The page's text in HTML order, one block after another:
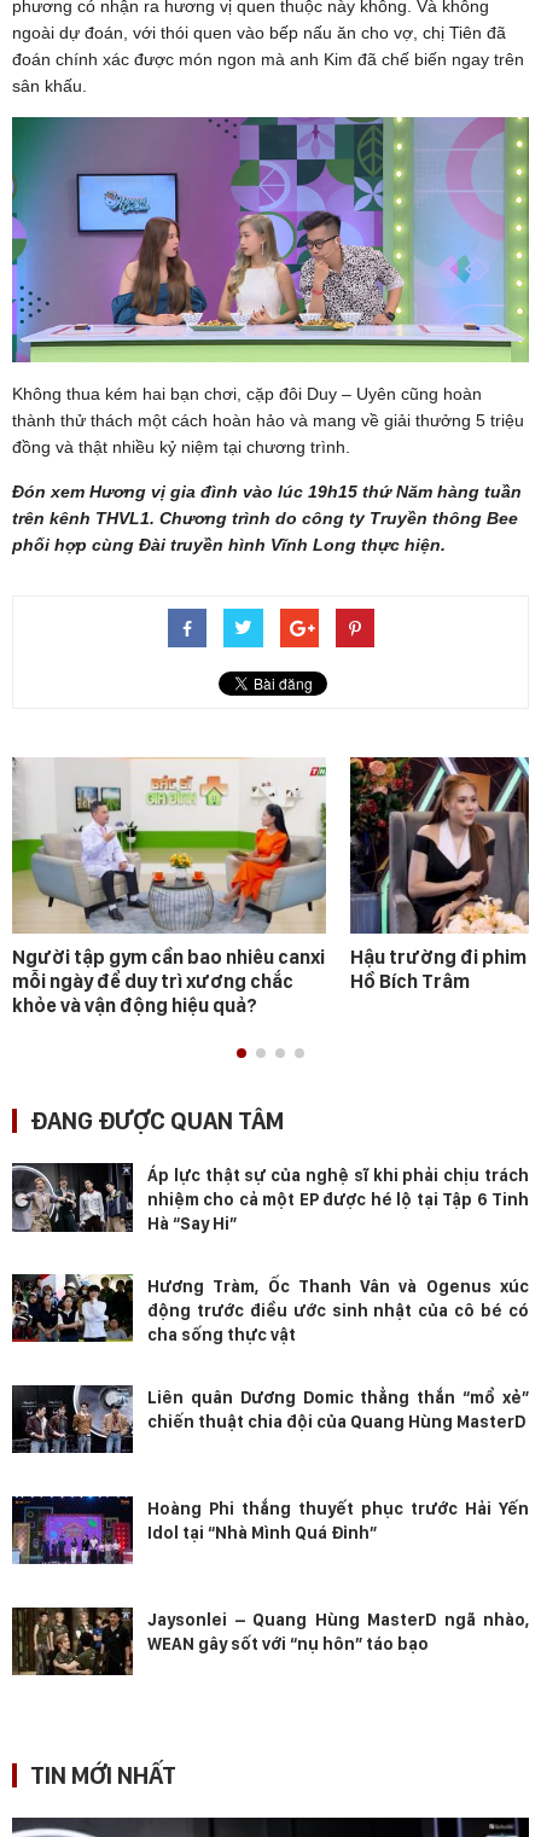
phương có nhận ra hương vị quen thuộc này không. Và không
ngoài dự đoán, với thói quen vào bếp nấu ăn cho vợ, chị Tiên đã
đoán chính xác được món ngon mà anh Kim đã chế biến ngay trên
sân khấu.
Không thua kém hai bạn chơi, cặp đôi Duy – Uyên cũng hoàn
thành thử thách một cách hoàn hảo và mang về giải thưởng 5 triệu
đồng và thật nhiều kỷ niệm tại chương trình.
Đón xem Hương vị gia đình vào lúc 19h15 thứ Năm hàng tuần
trên kênh THVL1. Chương trình do công ty Truyền thông Bee
phối hợp cùng Đài truyền hình Vĩnh Long thực hiện.
Người tập gym cần bao nhiêu canxi
mỗi ngày để duy trì xương chắc
khỏe và vận động hiệu quả?
Hậu trường đi phim
Hồ Bích Trâm
ĐANG ĐƯỢC QUAN TÂM
Áp lực thật sự của nghệ sĩ khi phải chịu trách
nhiệm cho cả một EP được hé lộ tại Tập 6 Tinh
Hà “Say Hi”
Hương Tràm, Ốc Thanh Vân và Ogenus xúc
động trước điều ước sinh nhật của cô bé có
cha sống thực vật
Liên quân Dương Domic thẳng thắn “mổ xẻ”
chiến thuật chia đội của Quang Hùng MasterD
Hoàng Phi thắng thuyết phục trước Hải Yến
Idol tại “Nhà Mình Quá Đỉnh”
Jaysonlei – Quang Hùng MasterD ngã nhào,
WEAN gây sốt với “nụ hôn” táo bạo
TIN MỚI NHẤT